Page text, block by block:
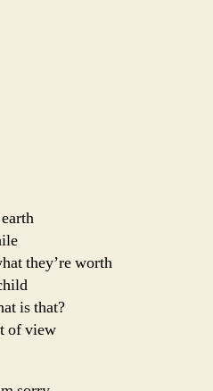
they’re worth
is that?
of view